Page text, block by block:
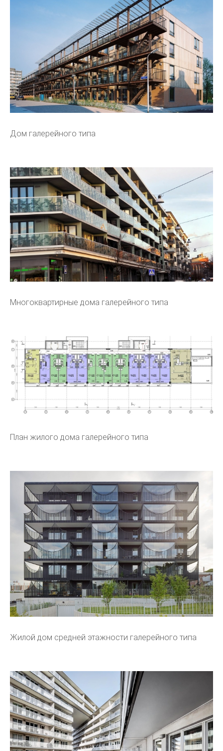
Дом галерейного типа
Многоквартирные дома галерейного типа
План жилого дома галерейного типа
Жилой дом средней этажности галерейного типа